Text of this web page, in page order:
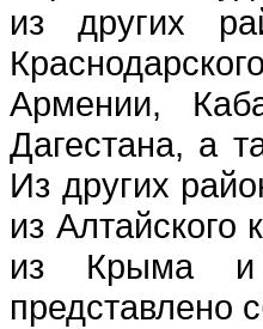
из других
Армении,
Дагестана, а
Из других
из Алтайского
из Крыма и
представлено